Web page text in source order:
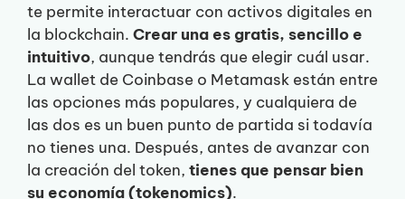
te permite interactuar con activos digitales en
la blockchain. Crear una es gratis, sencillo e
intuitivo, aunque tendrás que elegir cuál usar.
La wallet de Coinbase o Metamask están entre
las opciones más populares, y cualquiera de
las dos es un buen punto de partida si todavía
no tienes una. Después, antes de avanzar con
la creación del token, tienes que pensar bien
su economía (tokenomics).